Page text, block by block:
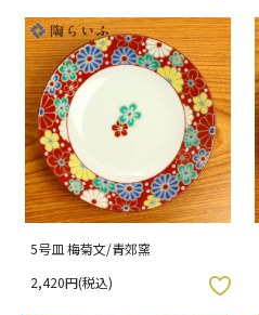
5号皿 梅菊文/青郊窯
2,420円(税込)